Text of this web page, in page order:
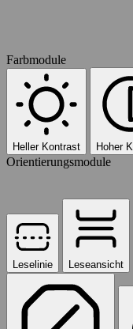
Farbmodule
Heller Kontrast Hoher
Orientierungsmodule
Leselinie Leseansicht